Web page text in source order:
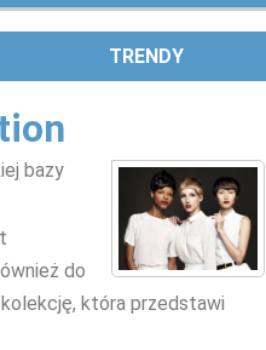
TRENDY
bazy
do
która przedstawi